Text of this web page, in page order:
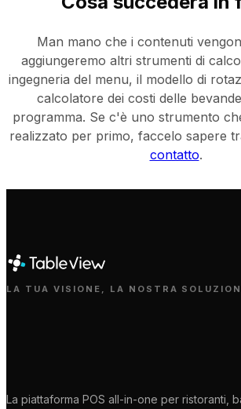
Man mano che i contenuti
aggiungeremo altri strumenti di
ingegneria del menu, il modello di
calcolatore dei costi delle
programma. Se c'è uno strumento
realizzato per primo, faccelo sapere
contatto.
LA TUA VISIONE, LA NOSTRA
La piattaforma POS all-in-one per ristoranti,